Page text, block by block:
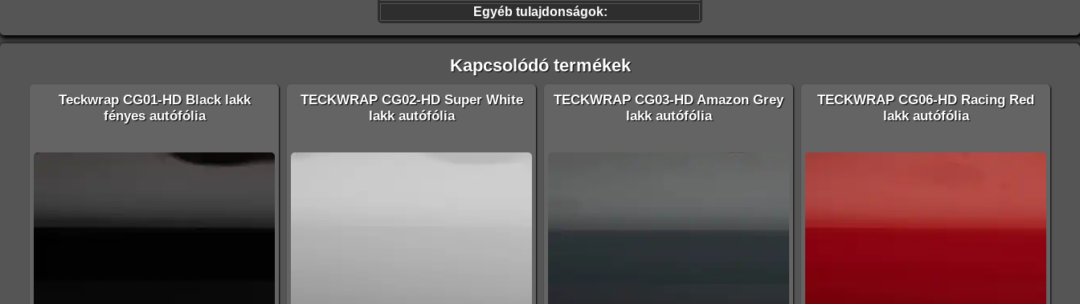
Egyéb tulajdonságok:
Kapcsolódó termékek
Teckwrap CG01-HD Black lakk
fényes autófólia
TECKWRAP CG02-HD Super White
lakk autófólia
TECKWRAP CG03-HD Amazon Grey
lakk autófólia
TECKWRAP CG06-HD Racing Red
lakk autófólia